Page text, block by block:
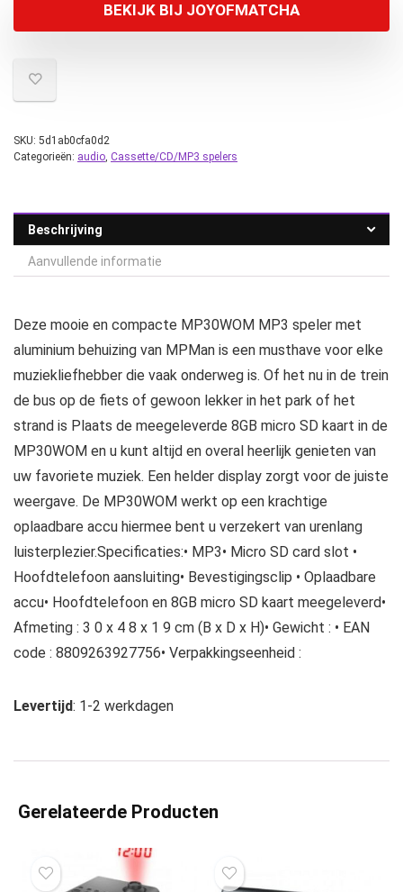
BEKIJK BIJ JOYOFMATCHA
SKU: 5d1ab0cfa0d2
Categorieën: audio, Cassette/CD/MP3 spelers
Beschrijving
Aanvullende informatie
Deze mooie en compacte MP30WOM MP3 speler met
aluminium behuizing van MPMan is een musthave voor elke
muziekliefhebber die vaak onderweg is. Of het nu in de trein
de bus op de fiets of gewoon lekker in het park of het
strand is Plaats de meegeleverde 8GB micro SD kaart in de
MP30WOM en u kunt altijd en overal heerlijk genieten van
uw favoriete muziek. Een helder display zorgt voor de juiste
weergave. De MP30WOM werkt op een krachtige
oplaadbare accu hiermee bent u verzekert van urenlang
luisterplezier.Specificaties:• MP3• Micro SD card slot •
Hoofdtelefoon aansluiting• Bevestigingsclip • Oplaadbare
accu• Hoofdtelefoon en 8GB micro SD kaart meegeleverd•
Afmeting : 3 0 x 4 8 x 1 9 cm (B x D x H)• Gewicht : • EAN
code : 8809263927756• Verpakkingseenheid :
Levertijd: 1-2 werkdagen
Gerelateerde Producten